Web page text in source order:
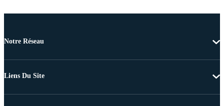
Notre Réseau
Liens Du Site